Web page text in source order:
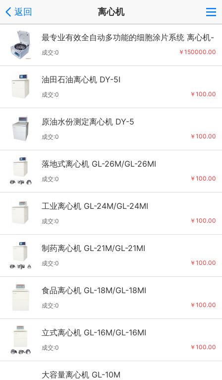
返回 离心机
最专业有效全自动多功能的细胞涂片系统 离心机-
--来自德国
￥150000.00
成交:0
油田石油离心机 DY-5I
￥100.00
成交:0
原油水份测定离心机 DY-5
￥100.00
成交:0
落地式离心机 GL-26M/GL-26MI
￥100.00
成交:0
工业离心机 GL-24M/GL-24MI
￥100.00
成交:0
制药离心机 GL-21M/GL-21MI
￥100.00
成交:0
食品离心机 GL-18M/GL-18MI
￥100.00
成交:0
立式离心机 GL-16M/GL-16MI
￥100.00
成交:0
大容量离心机 GL-10M